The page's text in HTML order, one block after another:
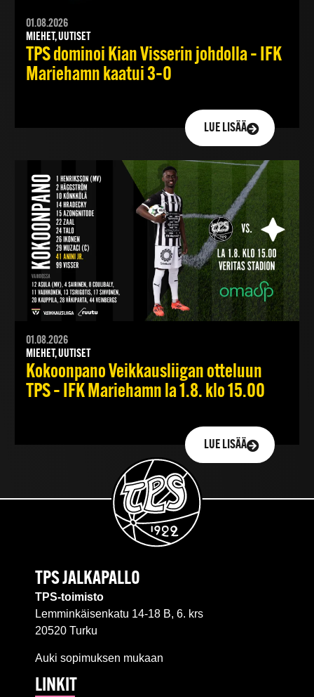
01.08.2026
MIEHET, UUTISET
TPS dominoi Kian Visserin johdolla – IFK
Mariehamn kaatui 3–0
LUE LISÄÄ
01.08.2026
MIEHET, UUTISET
Kokoonpano Veikkausliigan otteluun
TPS – IFK Mariehamn la 1.8. klo 15.00
LUE LISÄÄ
TPS JALKAPALLO
TPS-toimisto
Lemminkäisenkatu 14-18 B, 6. krs
20520 Turku
Auki sopimuksen mukaan
LINKIT